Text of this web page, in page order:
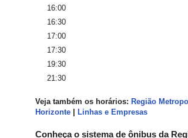
16:00
16:30
17:00
17:30
19:30
21:30
Veja também os horários: Região
Horizonte
Linhas e Empresas
Conheça o sistema de ônibus da